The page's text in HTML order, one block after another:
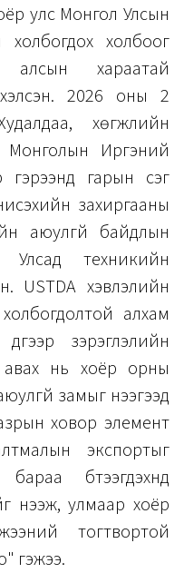
улс Монгол Улсын
холбоог
алсын хараатай
2026 оны 2
хөгжлийн
Монголын Иргэний
гарын үсэг
захиргааны
аюулгүй байдлын
Улсад техникийн
USTDA хэвлэлийн
холбогдолтой алхам
зэрэглэлийн
авах нь хоёр орны
замыг нээгээд
ховор элемент
экспортыг
бүтээгдэхүүнд
нээж, улмаар хоёр
тогтвортой
гэжээ.